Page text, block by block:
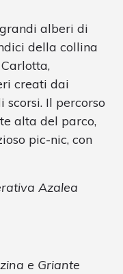
alberi di
della collina
creati dai
Il percorso
alta del parco,
pic-nic, con
Azalea
e Griante